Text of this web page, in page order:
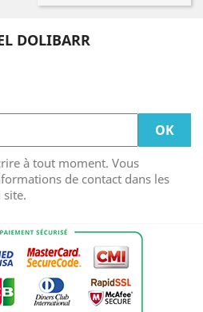
DOLIBARR
à tout moment. Vous
de contact dans les